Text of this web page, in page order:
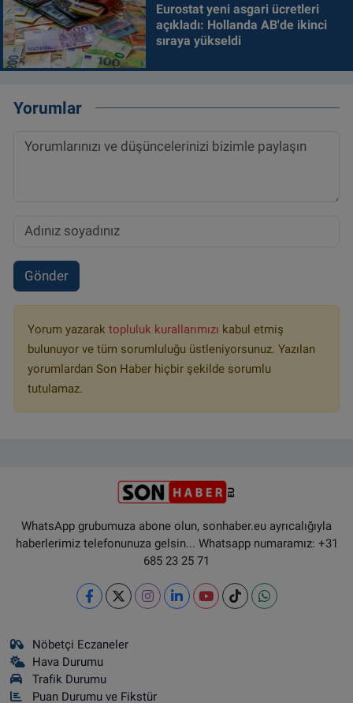
Eurostat yeni asgari ücretleri
açıkladı: Hollanda AB'de ikinci
sıraya yükseldi
Yorumlar
Gönder
Yorum yazarak topluluk kurallarımızı kabul etmiş
bulunuyor ve tüm sorumluluğu üstleniyorsunuz. Yazılan
yorumlardan Son Haber hiçbir şekilde sorumlu
tutulamaz.
WhatsApp grubumuza abone olun, sonhaber.eu ayrıcalığıyla
haberlerimiz telefonunuza gelsin... Whatsapp numaramız: +31
685 23 25 71
Nöbetçi Eczaneler
Hava Durumu
Trafik Durumu
Puan Durumu ve Fikstür